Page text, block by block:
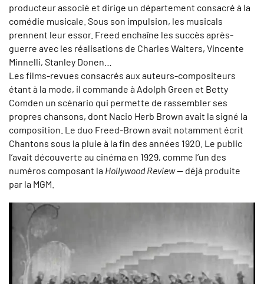
producteur associé et dirige un département consacré à la
comédie musicale. Sous son impulsion, les musicals
prennent leur essor. Freed enchaîne les succès après-
guerre avec les réalisations de Charles Walters, Vincente
Minnelli, Stanley Donen…
Les films-revues consacrés aux auteurs-compositeurs
étant à la mode, il commande à Adolph Green et Betty
Comden un scénario qui permette de rassembler ses
propres chansons, dont Nacio Herb Brown avait la signé la
composition. Le duo Freed-Brown avait notamment écrit
Chantons sous la pluie à la fin des années 1920. Le public
l’avait découverte au cinéma en 1929, comme l’un des
numéros composant la Hollywood Review— déjà produite
par la MGM.